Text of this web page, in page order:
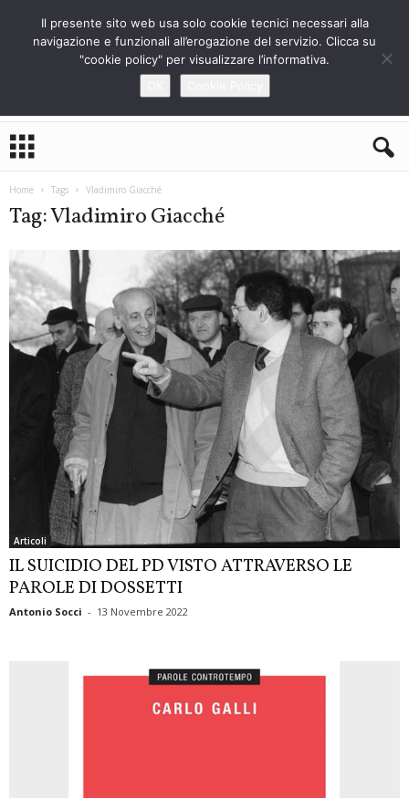
S
Home Tags Vladimiro Giacché
Tag: Vladimiro Giacché
Articoli
IL SUICIDIO DEL PD VISTO ATTRAVERSO LE
PAROLE DI DOSSETTI
Antonio Socci - 13 Novembre 2022
Il presente sito web usa solo cookie tecnici necessari alla
navigazione e funzionali all’erogazione del servizio. Clicca su
"cookie policy" per visualizzare l’informativa.